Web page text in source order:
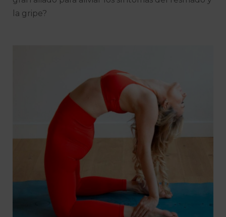
la gripe?